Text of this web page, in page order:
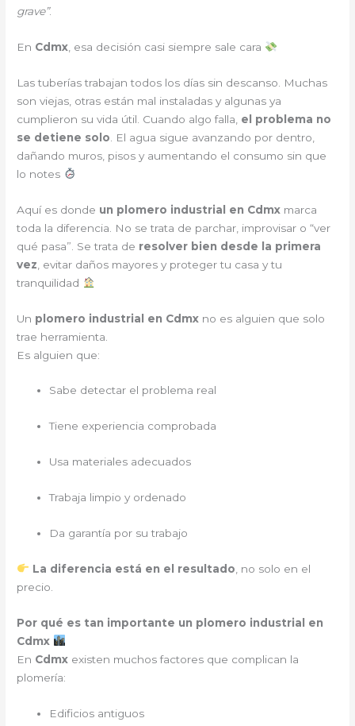
grave”.
En Cdmx , esa decisión casi siempre sale cara
Las tuberías trabajan todos los días sin descanso. Muchas
son viejas, otras están mal instaladas y algunas ya
cumplieron su vida útil. Cuando algo falla, el problema no
se detiene solo . El agua sigue avanzando por dentro,
dañando muros, pisos y aumentando el consumo sin que
lo notes
Aquí es donde un plomero industrial en Cdmx marca
toda la diferencia. No se trata de parchar, improvisar o “ver
qué pasa”. Se trata de resolver bien desde la primera
vez , evitar daños mayores y proteger tu casa y tu
tranquilidad
Un plomero industrial en Cdmx no es alguien que solo
trae herramienta.
Es alguien que:
Sabe detectar el problema real
Tiene experiencia comprobada
Usa materiales adecuados
Trabaja limpio y ordenado
Da garantía por su trabajo
La diferencia está en el resultado , no solo en el
precio.
Por qué es tan importante un plomero industrial en
Cdmx
En Cdmx existen muchos factores que complican la
plomería:
Edificios antiguos